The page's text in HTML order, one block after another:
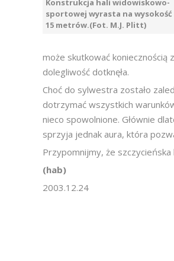
Konstrukcja hali widowiskowo-
sportowej wyrasta na wysokość
15 metrów.(Fot. M.J. Plitt)
może skutkować
dolegliwość dotknęła.
Choć do sylwestra zostało
dotrzymać wszystkich
nieco spowolnione. Głównie
sprzyja jednak aura, która
Przypomnijmy, że
(hab)
2003.12.24